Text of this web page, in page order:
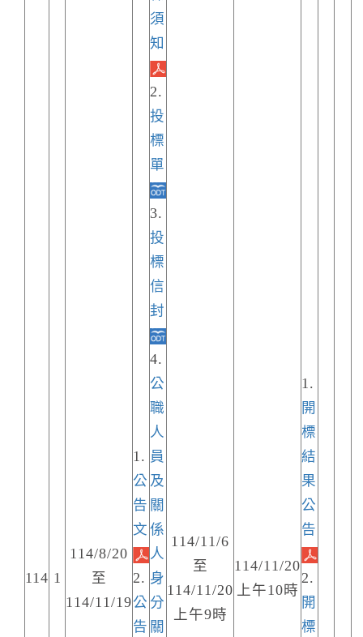
114 1
114/8/20
至
114/11/19
1.
公
告
文
2.
公
告
須
知
2.
投
標
單
3.
投
標
信
封
4.
公
職
人
員
及
關
係
人
身
分
關
114/11/6
至
114/11/20
上午9時
114/11/20
上午10時
1.
開
標
結
果
公
告
2.
開
標